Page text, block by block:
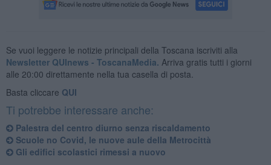
Se vuoi leggere le notizie principali della Toscana iscriviti alla
Newsletter QUInews - ToscanaMedia. Arriva gratis tutti i giorni
alle 20:00 direttamente nella tua casella di posta.
Basta cliccare QUI
Ti potrebbe interessare anche:
Palestra del centro diurno senza riscaldamento
Scuole no Covid, le nuove aule della Metrocittà
Gli edifici scolastici rimessi a nuovo